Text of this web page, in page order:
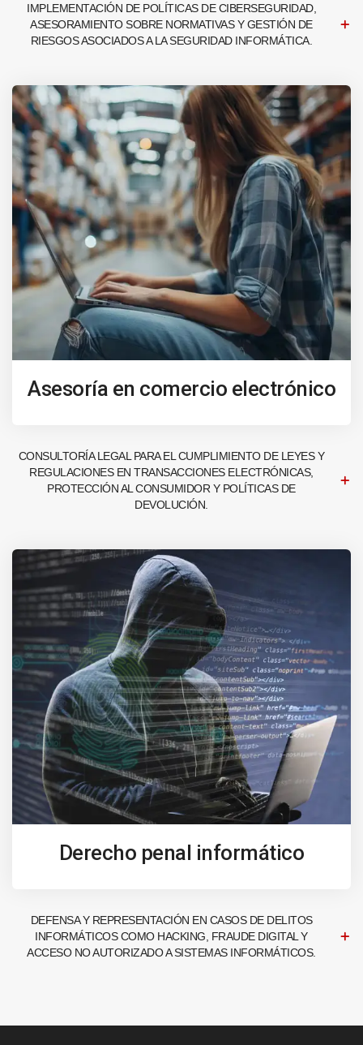
IMPLEMENTACIÓN DE POLÍTICAS DE CIBERSEGURIDAD,
ASESORAMIENTO SOBRE NORMATIVAS Y GESTIÓN DE
RIESGOS ASOCIADOS A LA SEGURIDAD INFORMÁTICA.
Asesoría en comercio electrónico
CONSULTORÍA LEGAL PARA EL CUMPLIMIENTO DE LEYES Y
REGULACIONES EN TRANSACCIONES ELECTRÓNICAS,
PROTECCIÓN AL CONSUMIDOR Y POLÍTICAS DE
DEVOLUCIÓN.
Derecho penal informático
DEFENSA Y REPRESENTACIÓN EN CASOS DE DELITOS
INFORMÁTICOS COMO HACKING, FRAUDE DIGITAL Y
ACCESO NO AUTORIZADO A SISTEMAS INFORMÁTICOS.